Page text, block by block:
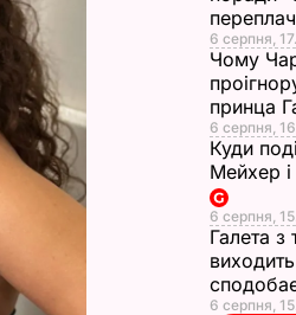
6 серпня,
Чому
принца
6 серпня,
Куди
Мейхер
6 серпня,
Галета з
6 серпня,